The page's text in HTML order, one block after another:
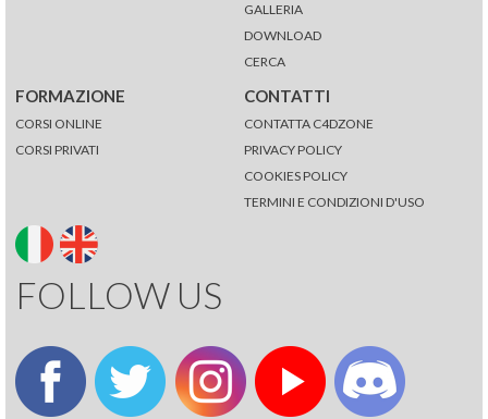
GALLERIA
DOWNLOAD
CERCA
FORMAZIONE
CORSI ONLINE
CORSI PRIVATI
CONTATTI
CONTATTA C4DZONE
PRIVACY POLICY
COOKIES POLICY
TERMINI E CONDIZIONI D'USO
FOLLOW US